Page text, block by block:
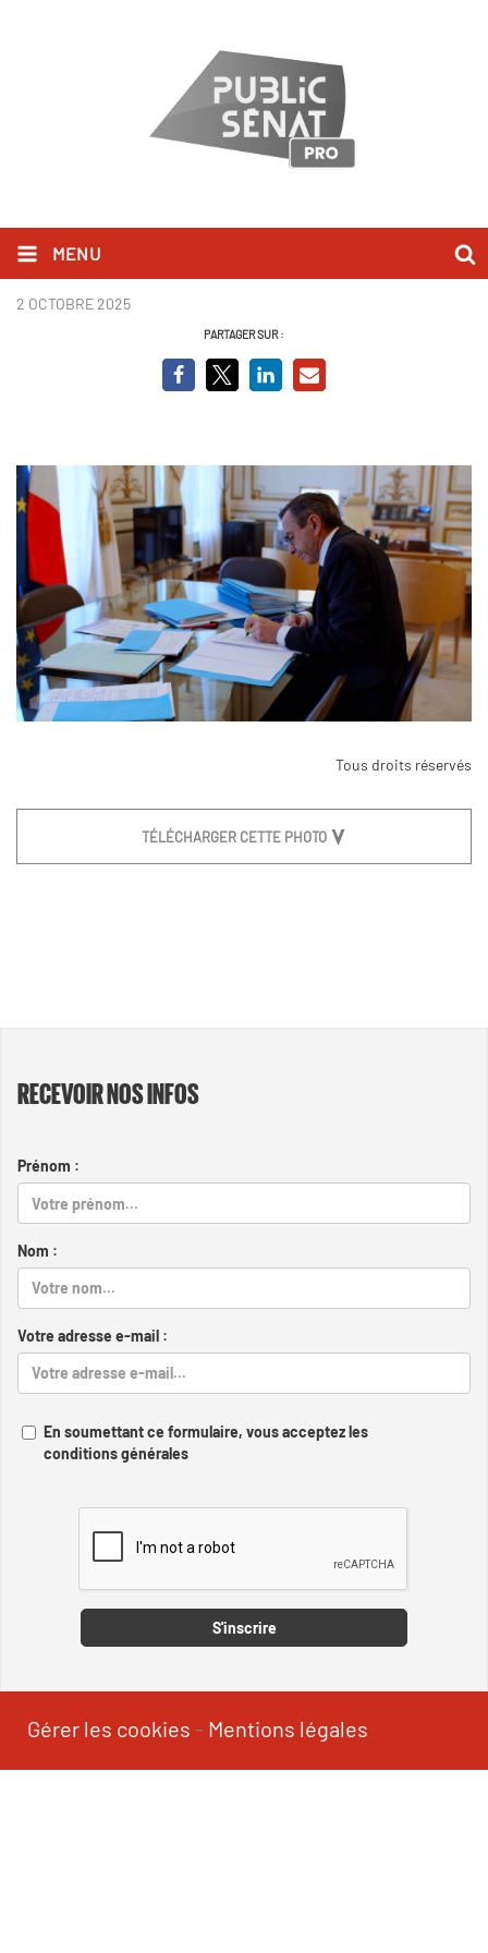
MENU
Bruno Retailleau
2 OCTOBRE 2025
PARTAGER SUR :
Tous droits réservés
TÉLÉCHARGER CETTE PHOTO
RECEVOIR NOS INFOS
Prénom :
Nom :
Votre adresse e-mail :
En soumettant ce formulaire, vous acceptez les
conditions générales
S'inscrire
Gérer les cookies - Mentions légales